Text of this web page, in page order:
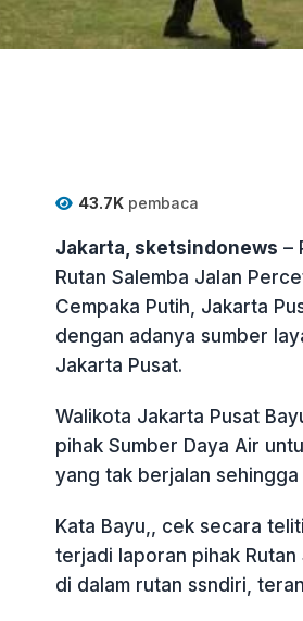
43.7Kpembaca
Jakarta, sketsindonews –
Rutan Salemba Jalan
Cempaka Putih, Jakarta
dengan adanya sumber
Jakarta Pusat.
Walikota Jakarta Pusat
pihak Sumber Daya Air
yang tak berjalan
Kata Bayu,, cek secara
terjadi laporan pihak Rutan
di dalam rutan ssndiri,